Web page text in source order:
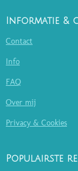
Informatie &
Contact
Info
FAQ
Over mij
Privacy & Cookies
Populairste